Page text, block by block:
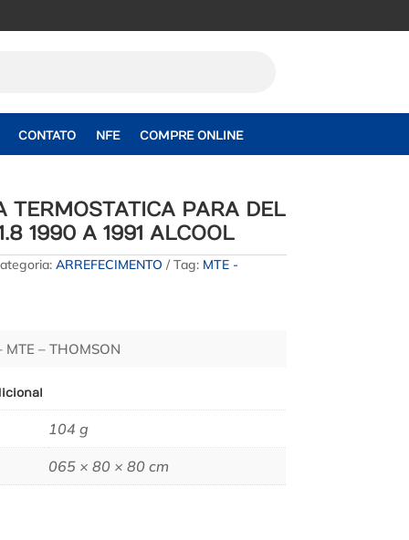
CONTATO NFE COMPRE ONLINE
TERMOSTATICA PARA DEL
1990 A 1991 ALCOOL
ARREFECIMENTO Tag: MTE -
– THOMSON
104 g
065 × 80 × 80 cm